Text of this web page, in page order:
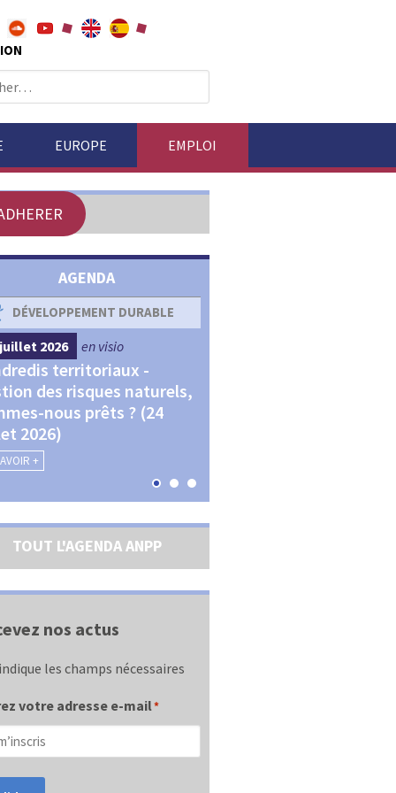
EUROPE EMPLOI
AGENDA
DÉVELOPPEMENT DURABLE
2026 en visio
territoriaux -
des risques naturels,
nous prêts ? (24
2026)
+
TOUT L'AGENDA ANPP
nos actus
les champs nécessaires
votre adresse e-mail*